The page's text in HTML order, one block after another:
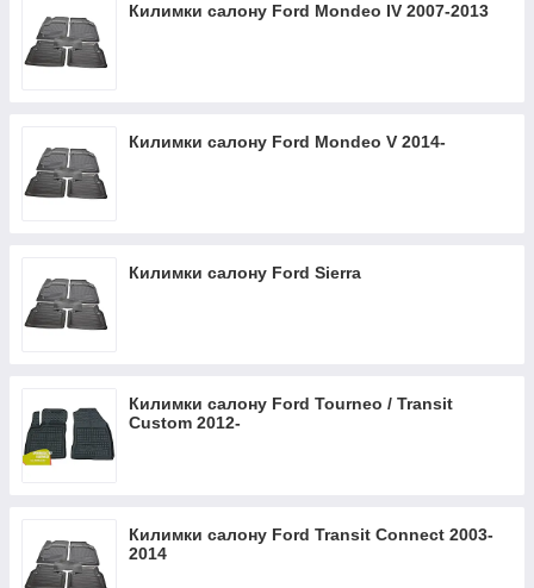
Килимки салону Ford Mondeo IV 2007-2013
Килимки салону Ford Mondeo V 2014-
Килимки салону Ford Sierra
Килимки салону Ford Tourneo / Transit
Custom 2012-
Килимки салону Ford Transit Connect 2003-
2014